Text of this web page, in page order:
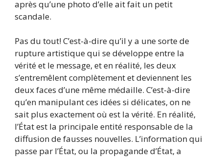
après qu’une photo d’elle ait fait un petit
scandale.
Pas du tout! C’est-à-dire qu’il y a une sorte de
rupture artistique qui se développe entre la
vérité et le message, et en réalité, les deux
s’entremêlent complètement et deviennent les
deux faces d’une même médaille. C’est-à-dire
qu’en manipulant ces idées si délicates, on ne
sait plus exactement où est la vérité. En réalité,
l’État est la principale entité responsable de la
diffusion de fausses nouvelles. L’information qui
passe par l’État, ou la propagande d’État, a